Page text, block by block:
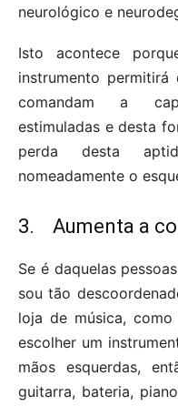
neurológico e
Isto acontece
instrumento
comandam a
estimuladas e desta
perda desta
nomeadamente o
3. Aumenta a
Se é daquelas
sou tão
loja de música,
escolher um
mãos esquerdas,
guitarra, bateria,